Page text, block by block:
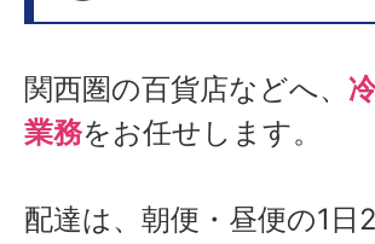
関西圏の百貨店などへ、
業務をお任せします。
配達は、朝便・昼便の1日